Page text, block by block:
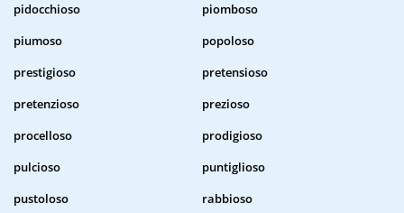
pidocchioso
piomboso
piumoso
popoloso
prestigioso
pretensioso
pretenzioso
prezioso
procelloso
prodigioso
pulcioso
puntiglioso
pustoloso
rabbioso